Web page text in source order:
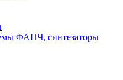
ФАПЧ, синтезаторы